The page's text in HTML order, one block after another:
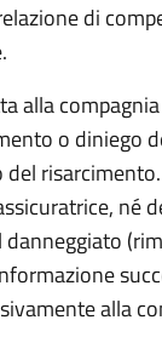
di
alla
o diniego
né
alla